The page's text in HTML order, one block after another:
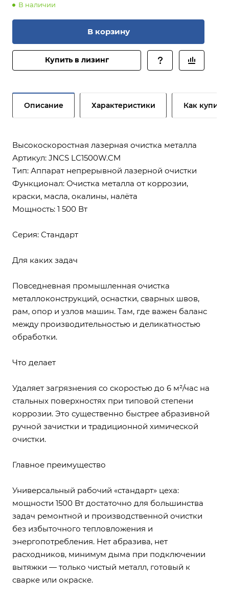
В наличии
В корзину
Купить в лизинг
Описание Характеристики Как купить
Высокоскоростная лазерная очистка металла
Артикул: JNCS LC1500W.CM
Тип: Аппарат непрерывной лазерной очистки
Функционал: Очистка металла от коррозии,
краски, масла, окалины, налёта
Мощность: 1 500 Вт
Серия: Стандарт
Для каких задач
Повседневная промышленная очистка
металлоконструкций, оснастки, сварных швов,
рам, опор и узлов машин. Там, где важен баланс
между производительностью и деликатностью
обработки.
Что делает
Удаляет загрязнения со скоростью до 6 м²/час на
стальных поверхностях при типовой степени
коррозии. Это существенно быстрее абразивной
ручной зачистки и традиционной химической
очистки.
Главное преимущество
Универсальный рабочий «стандарт» цеха:
мощности 1500 Вт достаточно для большинства
задач ремонтной и производственной очистки
без избыточного тепловложения и
энергопотребления. Нет абразива, нет
расходников, минимум дыма при подключении
вытяжки — только чистый металл, готовый к
сварке или окраске.